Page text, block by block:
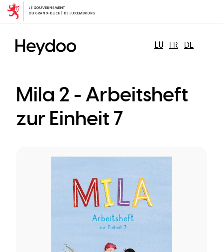
Skip
content
LU FR DE
Mila 2 - Arbeitsheft
zur Einheit 7